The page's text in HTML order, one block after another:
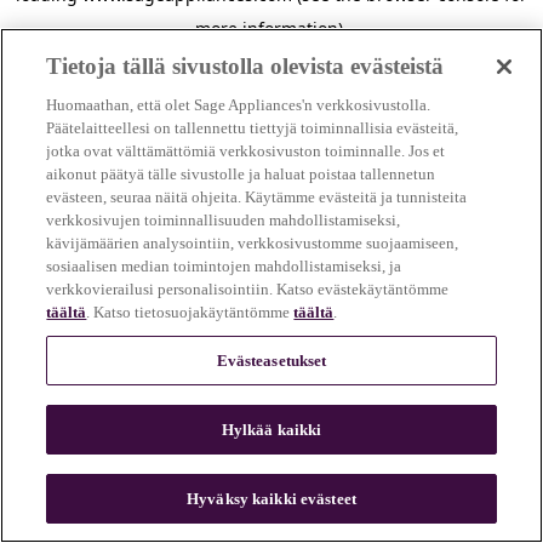
more information).
n
Tietoja tällä sivustolla olevista evästeistä
Huomaathan, että olet Sage Appliances'n verkkosivustolla.
Päätelaitteellesi on tallennettu tiettyjä toiminnallisia evästeitä,
jotka ovat välttämättömiä verkkosivuston toiminnalle. Jos et
aikonut päätyä tälle sivustolle ja haluat poistaa tallennetun
evästeen, seuraa näitä ohjeita. Käytämme evästeitä ja tunnisteita
verkkosivujen toiminnallisuuden mahdollistamiseksi,
kävijämäärien analysointiin, verkkosivustomme suojaamiseen,
sosiaalisen median toimintojen mahdollistamiseksi, ja
verkkovierailusi personalisointiin. Katso evästekäytäntömme
täältä. Katso tietosuojakäytäntömmetäältä.
Evästeasetukset
Hylkää kaikki
Hyväksy kaikki evästeet